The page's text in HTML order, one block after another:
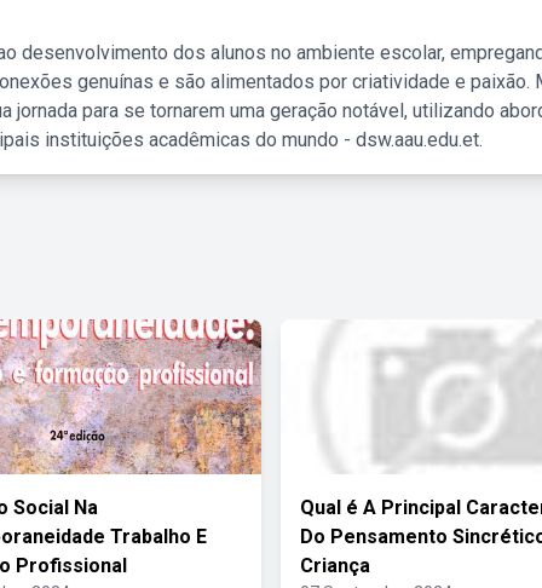
desenvolvimento dos alunos no ambiente escolar,
genuínas e são alimentados por criatividade e paixão.
para se tornarem uma geração notável, utilizando
instituições acadêmicas do mundo - dsw.aau.edu.et.
Social Na
Trabalho E
Profissional
Qual é A Principal
Do Pensamento
Criança